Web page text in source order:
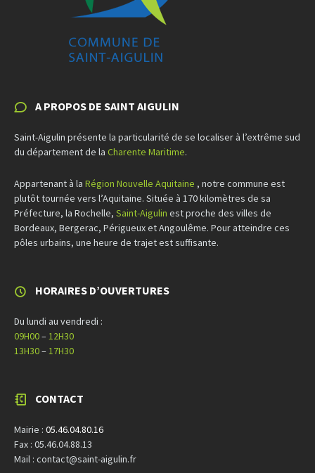
A PROPOS DE SAINT AIGULIN
Saint-Aigulin présente la particularité de se localiser à l’extrême sud
du département de la Charente Maritime.
Appartenant à la Région Nouvelle Aquitaine , notre commune est
plutôt tournée vers l’Aquitaine. Située à 170 kilomètres de sa
Préfecture, la Rochelle, Saint-Aigulin est proche des villes de
Bordeaux, Bergerac, Périgueux et Angoulême. Pour atteindre ces
pôles urbains, une heure de trajet est suffisante.
HORAIRES D’OUVERTURES
Du lundi au vendredi :
09H00–12H30
13H30–17H30
CONTACT
Mairie : 05.46.04.80.16
Fax : 05.46.04.88.13
Mail : contact@saint-aigulin.fr